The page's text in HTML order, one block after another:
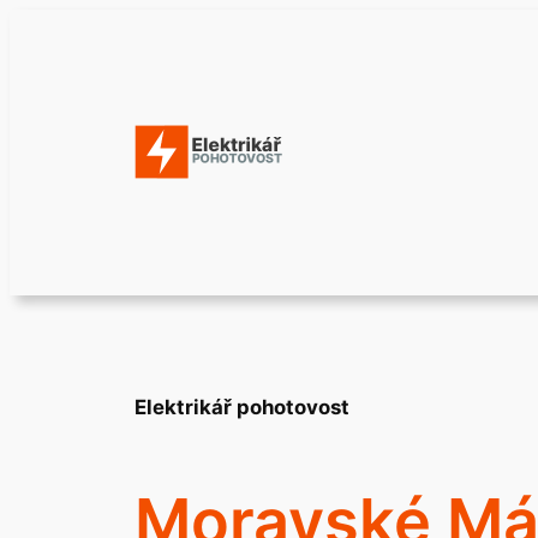
Elektrikář pohotovost
Moravské